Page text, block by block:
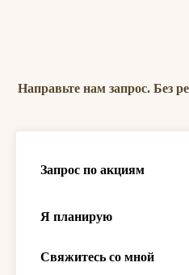
Направьте нам запрос. Без
Запрос по акциям
Я планирую
Свяжитесь со мной